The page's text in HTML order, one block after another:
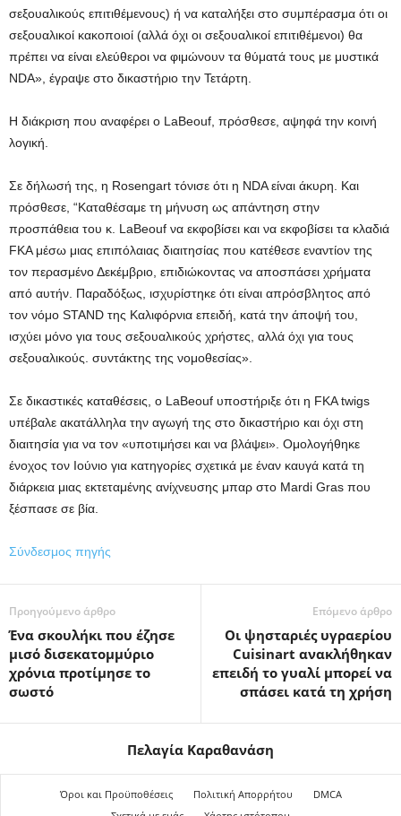
σεξουαλικούς επιτιθέμενους) ή να καταλήξει στο συμπέρασμα ότι οι
σεξουαλικοί κακοποιοί (αλλά όχι οι σεξουαλικοί επιτιθέμενοι) θα
πρέπει να είναι ελεύθεροι να φιμώνουν τα θύματά τους με μυστικά
NDA», έγραψε στο δικαστήριο την Τετάρτη.
Η διάκριση που αναφέρει ο LaBeouf, πρόσθεσε, αψηφά την κοινή
λογική.
Σε δήλωσή της, η Rosengart τόνισε ότι η NDA είναι άκυρη. Και
πρόσθεσε, “Καταθέσαμε τη μήνυση ως απάντηση στην
προσπάθεια του κ. LaBeouf να εκφοβίσει και να εκφοβίσει τα κλαδιά
FKA μέσω μιας επιπόλαιας διαιτησίας που κατέθεσε εναντίον της
τον περασμένο Δεκέμβριο, επιδιώκοντας να αποσπάσει χρήματα
από αυτήν. Παραδόξως, ισχυρίστηκε ότι είναι απρόσβλητος από
τον νόμο STAND της Καλιφόρνια επειδή, κατά την άποψή του,
ισχύει μόνο για τους σεξουαλικούς χρήστες, αλλά όχι για τους
σεξουαλικούς. συντάκτης της νομοθεσίας».
Σε δικαστικές καταθέσεις, ο LaBeouf υποστήριξε ότι η FKA twigs
υπέβαλε ακατάλληλα την αγωγή της στο δικαστήριο και όχι στη
διαιτησία για να τον «υποτιμήσει και να βλάψει». Ομολογήθηκε
ένοχος τον Ιούνιο για κατηγορίες σχετικά με έναν καυγά κατά τη
διάρκεια μιας εκτεταμένης ανίχνευσης μπαρ στο Mardi Gras που
ξέσπασε σε βία.
Σύνδεσμος πηγής
Προηγούμενο άρθρο
Ένα σκουλήκι που έζησε
μισό δισεκατομμύριο
χρόνια προτίμησε το
σωστό
Επόμενο άρθρο
Οι ψησταριές υγραερίου
Cuisinart ανακλήθηκαν
επειδή το γυαλί μπορεί να
σπάσει κατά τη χρήση
Πελαγία Καραθανάση
Όροι και Προϋποθέσεις Πολιτική Απορρήτου
DMCA